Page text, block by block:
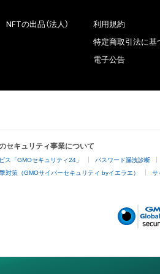
このア
三浦康栄
NFTの出品（法人）
利用規約
特定商取引法に基
電子公告
セキュリティ事業について
ス「GMOセキュリティ24」 パスワード漏洩診断
対策（GMOサイバーセキュリティ byイエラエ） サ